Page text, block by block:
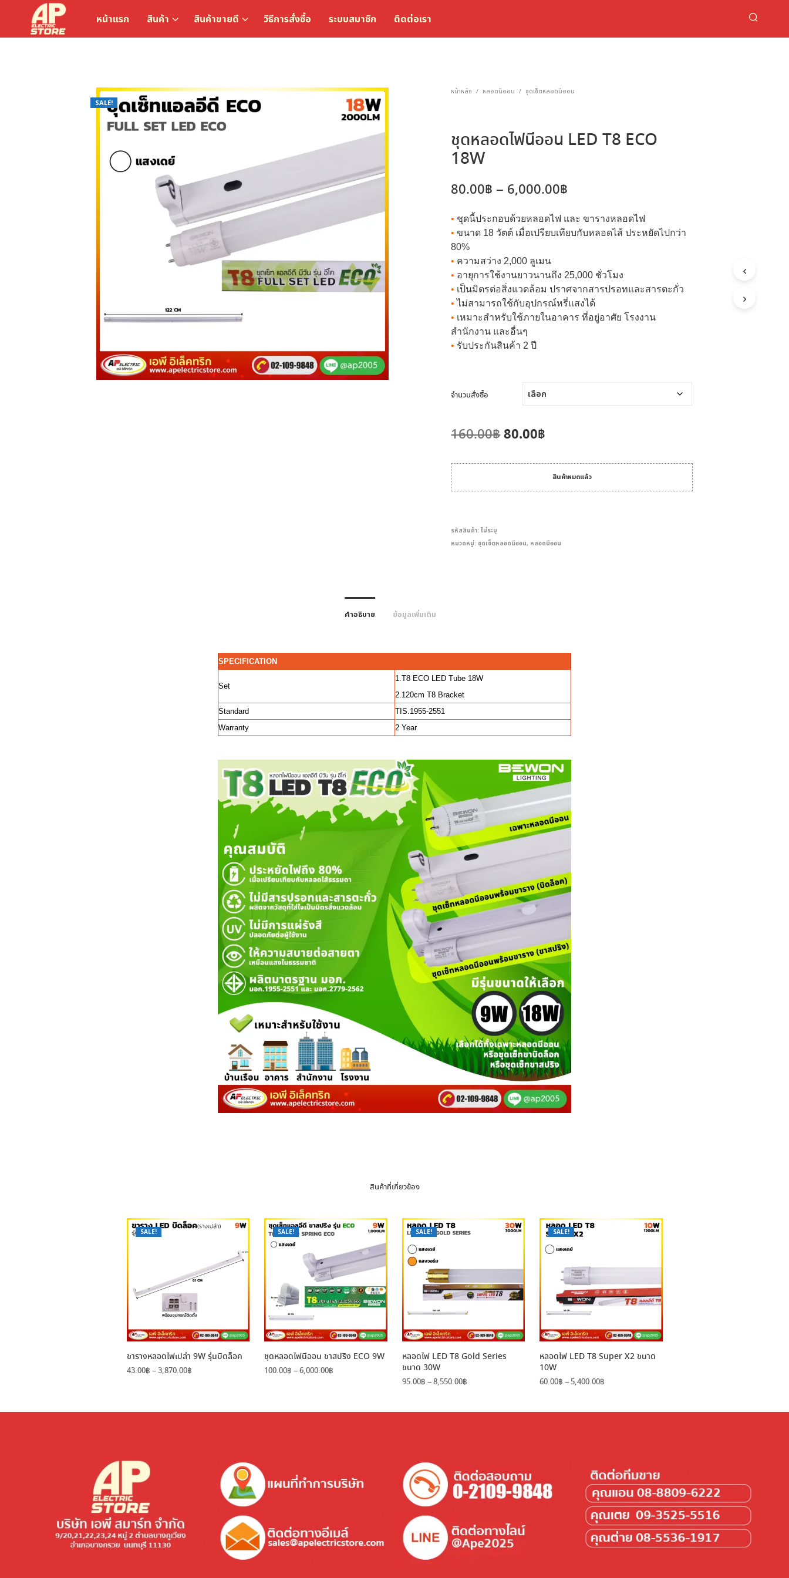
หน้าแรก สินค้า สินค้าขายดี วิธีการสั่งซื้อ ระบบสมาชิก ติดต่อเรา
SALE!
หน้าหลัก / หลอดนีออน / ชุดเซ็ตหลอดนีออน
ชุดหลอดไฟนีออน LED T8 ECO
18W
80.00฿ – 6,000.00฿
80.00฿
6,000.00฿
• ชุดนี้ประกอบด้วยหลอดไฟ และ ขารางหลอดไฟ
• ขนาด 18 วัตต์ เมื่อเปรียบเทียบกับหลอดไส้ ประหยัดไปกว่า
80%
• ความสว่าง 2,000 ลูเมน
• อายุการใช้งานยาวนานถึง 25,000 ชั่วโมง
• เป็นมิตรต่อสิ่งแวดล้อม ปราศจากสารปรอทและสารตะกั่ว
• ไม่สามารถใช้กับอุปกรณ์หรี่แสงได้
• เหมาะสำหรับใช้ภายในอาคาร ที่อยู่อาศัย โรงงาน
สำนักงาน และอื่นๆ
• รับประกันสินค้า 2 ปี
จำนวนสั่งซื้อ
160.00฿Original
160.00฿.
80.00฿
is:
80.00฿.
สินค้าหมดแล้ว
รหัสสินค้า:ไม่ระบุ
หมวดหมู่: ชุดเซ็ตหลอดนีออน, หลอดนีออน
คำอธิบาย ข้อมูลเพิ่มเติม
SPECIFICATION
Set
1.T8 ECO LED Tube 18W
2.120cm T8 Bracket
Standard
TIS.1955-2551
Warranty
2 Year
สินค้าที่เกี่ยวข้อง
SALE!
ขารางหลอดไฟเปล่า 9W รุ่นบิดล็อค
43.00฿ –3,870.00฿Price
3,870.00฿
SALE!
ชุดหลอดไฟนีออน ขาสปริง ECO 9W
100.00฿ –6,000.00฿
6,000.00฿
SALE!
หลอดไฟ LED T8 Gold Series
ขนาด 30W
95.00฿ –8,550.00฿Price
through
SALE!
หลอดไฟ LED T8 Super X2 ขนาด
10W
60.00฿ –5,400.00฿
through